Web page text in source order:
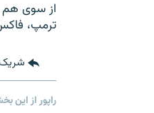
از سوی هم
ترمپ،
راپور از این